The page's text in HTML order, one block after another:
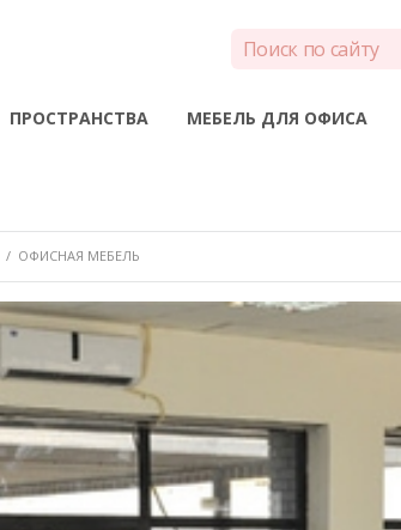
ПРОСТРАНСТВА МЕБЕЛЬ ДЛЯ ОФИСА
/ ОФИСНАЯ МЕБЕЛЬ